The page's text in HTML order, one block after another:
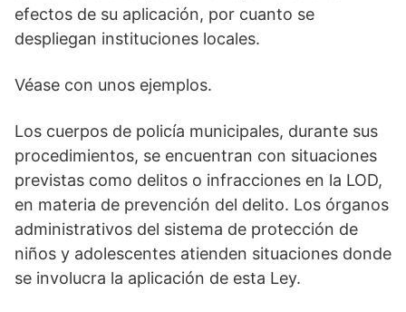
efectos de su aplicación, por cuanto se
despliegan instituciones locales.
Véase con unos ejemplos.
Los cuerpos de policía municipales, durante sus
procedimientos, se encuentran con situaciones
previstas como delitos o infracciones en la LOD,
en materia de prevención del delito. Los órganos
administrativos del sistema de protección de
niños y adolescentes atienden situaciones donde
se involucra la aplicación de esta Ley.